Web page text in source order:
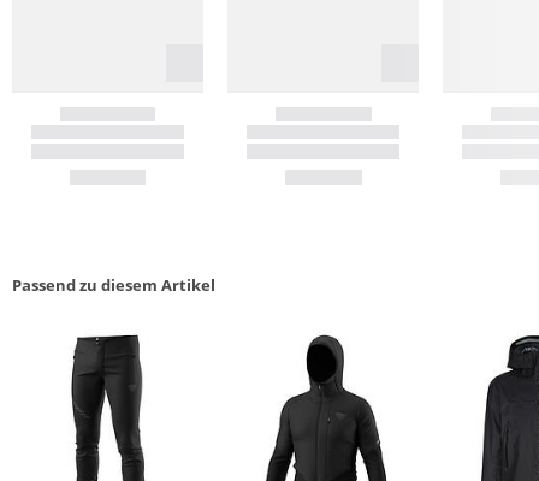
Passend zu diesem Artikel